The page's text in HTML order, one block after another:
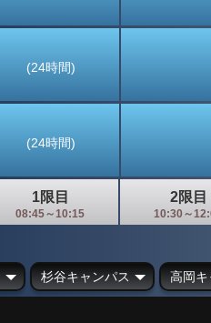
(24時間)
(24時間)
1限目
08:45～10:15
2限目
10:30～
杉谷キャンパス 高岡